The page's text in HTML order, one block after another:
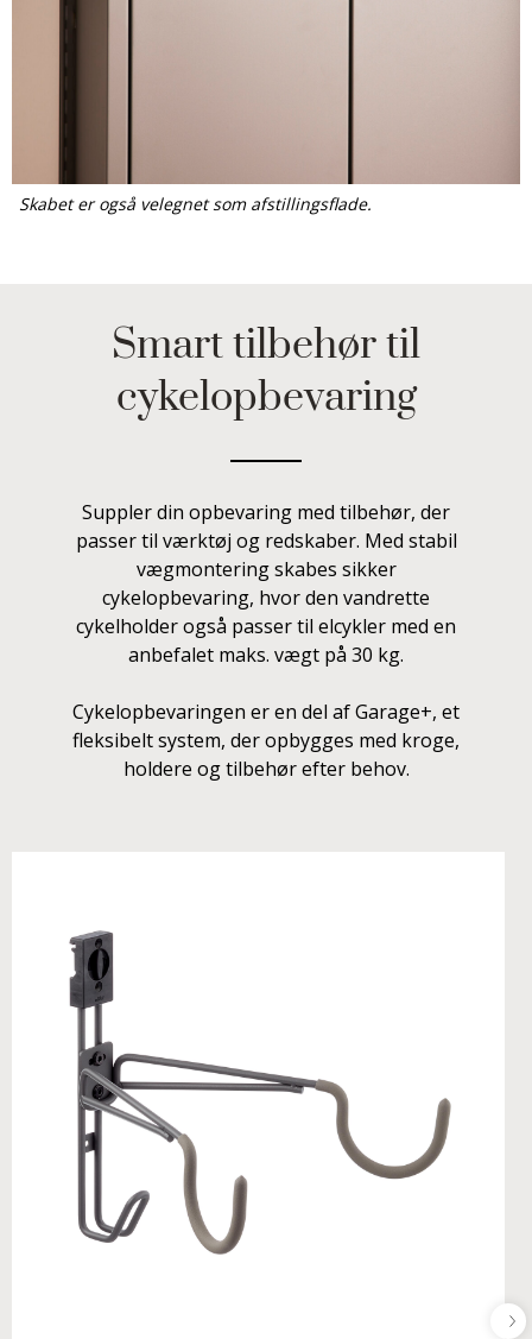
Skabet er også velegnet som afstillingsflade.
Smart tilbehør til
cykelopbevaring
Suppler din opbevaring med tilbehør, der
passer til værktøj og redskaber. Med stabil
vægmontering skabes sikker
cykelopbevaring, hvor den vandrette
cykelholder også passer til elcykler med en
anbefalet maks. vægt på 30 kg.
Cykelopbevaringen er en del af Garage+, et
fleksibelt system, der opbygges med kroge,
holdere og tilbehør efter behov.